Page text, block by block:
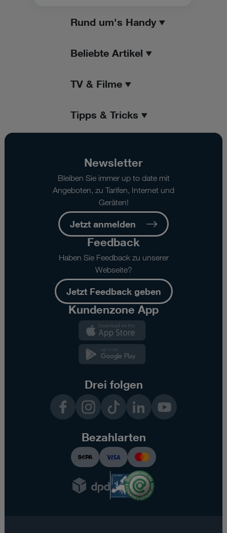
Rund um's Handy
Beliebte Artikel
TV & Filme
Tipps & Tricks
Newsletter
Bleiben Sie immer up to date mit
Angeboten, zu Tarifen, Internet und
Geräten!
Jetzt anmelden
Feedback
Haben Sie Feedback zu unserer
Webseite?
Jetzt Feedback geben
Kundenzone App
Drei folgen
InstagramTikTok LinkedInYouTube
Bezahlarten